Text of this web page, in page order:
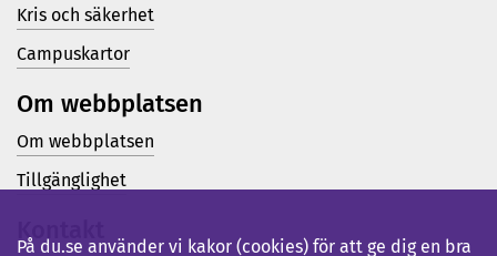
Kris och säkerhet
Campuskartor
Om webbplatsen
Om webbplatsen
Tillgänglighet
Kontakt
På du.se använder vi kakor (cookies) för att ge dig en bra